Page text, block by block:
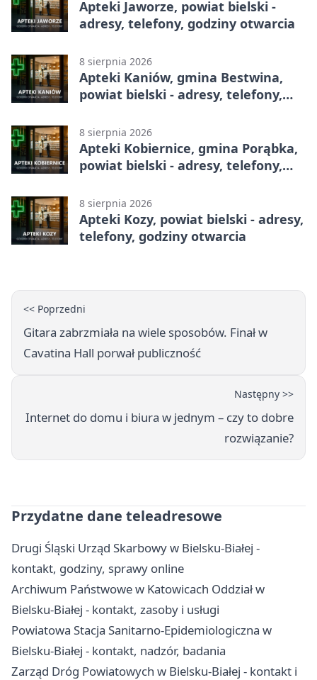
Apteki Jaworze, powiat bielski -
adresy, telefony, godziny otwarcia
8 sierpnia 2026
Apteki Kaniów, gmina Bestwina,
powiat bielski - adresy, telefony,
8 sierpnia 2026
Apteki Kobiernice, gmina Porąbka,
powiat bielski - adresy, telefony,
8 sierpnia 2026
Apteki Kozy, powiat bielski - adresy,
telefony, godziny otwarcia
<< Poprzedni
Gitara zabrzmiała na wiele sposobów. Finał w
Cavatina Hall porwał publiczność
Następny >>
Internet do domu i biura w jednym – czy to dobre
rozwiązanie?
Przydatne dane teleadresowe
Drugi Śląski Urząd Skarbowy w Bielsku-Białej -
kontakt, godziny, sprawy online
Archiwum Państwowe w Katowicach Oddział w
Bielsku-Białej - kontakt, zasoby i usługi
Powiatowa Stacja Sanitarno-Epidemiologiczna w
Bielsku-Białej - kontakt, nadzór, badania
Zarząd Dróg Powiatowych w Bielsku-Białej - kontakt i